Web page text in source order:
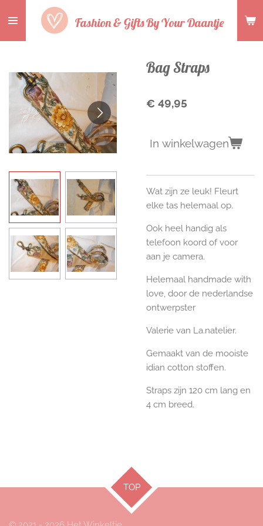
direct
naar
Fashion & Gifts By Your Daantje
Bag Straps
€ 49,95
In winkelwagen
Wat zijn ze leuk! Fleurt
elke tas helemaal op.
Ook heel handig als
telefoon koord of voor
aan je camera.
Helemaal handmade with
love, door de nederlandse
ontwerpster
Valerie van La.natelier.
Gemaakt van de mooiste
idian cotton stoffen.
Straps zijn 120 cm lang en
4 cm breed.
TOP